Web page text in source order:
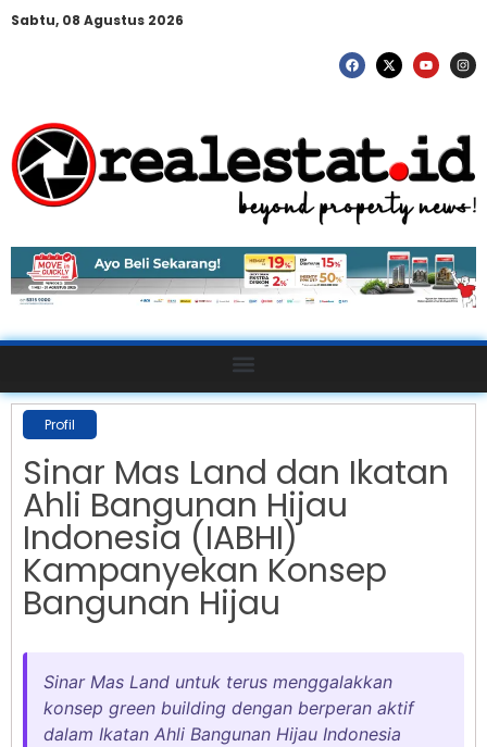
Sabtu, 08 Agustus 2026
Profil
Sinar Mas Land dan Ikatan
Ahli Bangunan Hijau
Indonesia (IABHI)
Kampanyekan Konsep
Bangunan Hijau
Sinar Mas Land untuk terus menggalakkan
konsep green building dengan berperan aktif
dalam Ikatan Ahli Bangunan Hijau Indonesia